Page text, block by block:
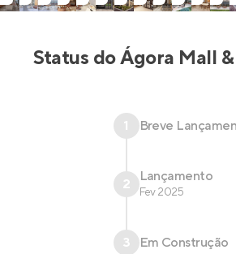
Status doÁgora Mall
1 Breve
2 Lançamento
Fev 2025
3 Em Construção